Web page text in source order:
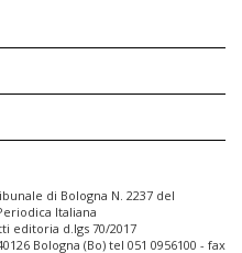
di Bologna N. 2237 del
Italiana
editoria d.lgs 70/2017
Bologna (Bo) tel 051 0956100 - fax